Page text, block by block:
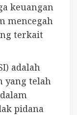
keuangan
mencegah
terkait
adalah
yang telah
pidana